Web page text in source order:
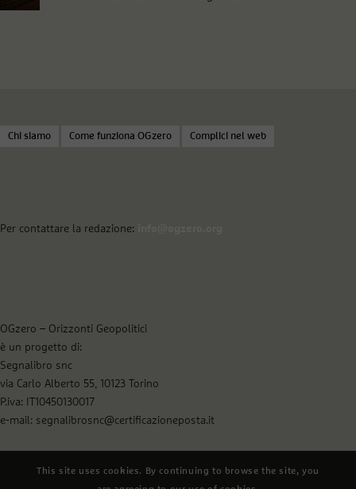
Chi siamo Come funziona OGzero Complici nel web
Per contattare la redazione:
OGzero – Orizzonti Geopolitici
è un progetto di:
Segnalibro snc
via Carlo Alberto 55, 10123 Torino
P.iva: IT10450130017
e-mail: segnalibrosnc@certificazioneposta.it
This site uses cookies. By continuing to browse the site, you